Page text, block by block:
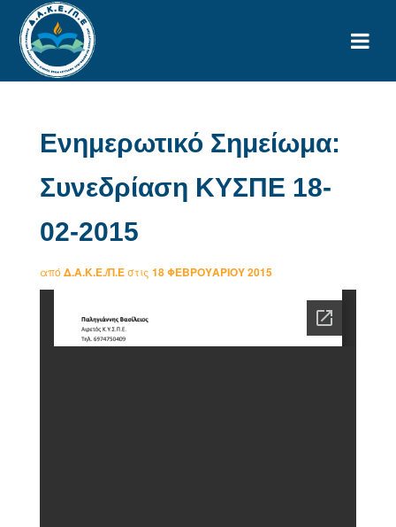
Ενημερωτικό Σημείωμα:
Συνεδρίαση ΚΥΣΠΕ 18-
02-2015
από Δ.Α.Κ.Ε./Π.Εστις 18 ΦΕΒΡΟΥΑΡΊΟΥ 2015